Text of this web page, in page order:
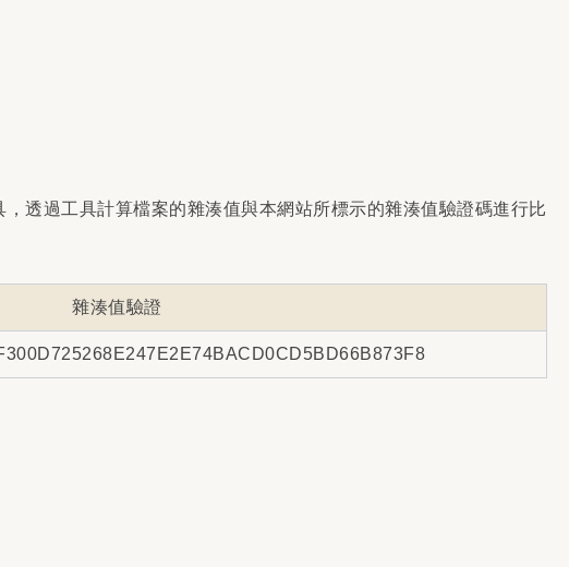
透過工具計算檔案的雜湊值與本網站所標示的雜湊值驗證碼進行比
雜湊值驗證